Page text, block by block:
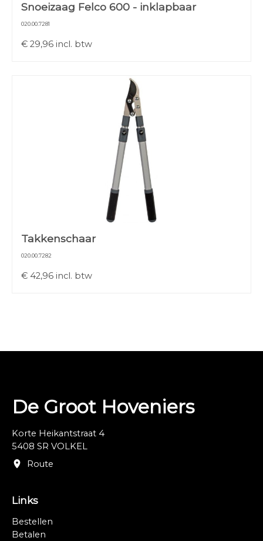
Snoeizaag Felco 600 - inklapbaar
020.00.7281
€ 29,96 incl. btw
Takkenschaar
020.00.7282
€ 42,96 incl. btw
De Groot Hoveniers
Korte Heikantstraat 4
5408 SR VOLKEL
Route
Links
Bestellen
Betalen